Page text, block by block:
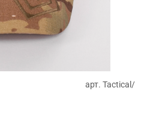
арт. Tactical/